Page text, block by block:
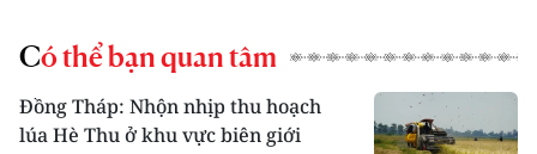
Có thể bạn quan tâm
Đồng Tháp: Nhộn nhịp thu hoạch
lúa Hè Thu ở khu vực biên giới